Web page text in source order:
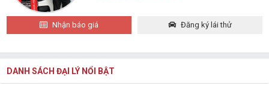
Nhận báo giá Đăng ký lái thử
DANH SÁCH ĐẠI LÝ NỔI BẬT